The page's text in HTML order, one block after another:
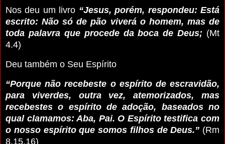
Nos deu um livro “Jesus, porém, respondeu: Está
escrito: Não só de pão viverá o homem, mas de
toda palavra que procede da boca de Deus; (Mt
4.4)
Deu também o Seu Espírito
“Porque não recebeste o espírito de escravidão,
para viverdes, outra vez, atemorizados, mas
recebestes o espírito de adoção, baseados no
qual clamamos: Aba, Pai. O Espírito testifica com
o nosso espírito que somos filhos de Deus.” (Rm
8.15,16)